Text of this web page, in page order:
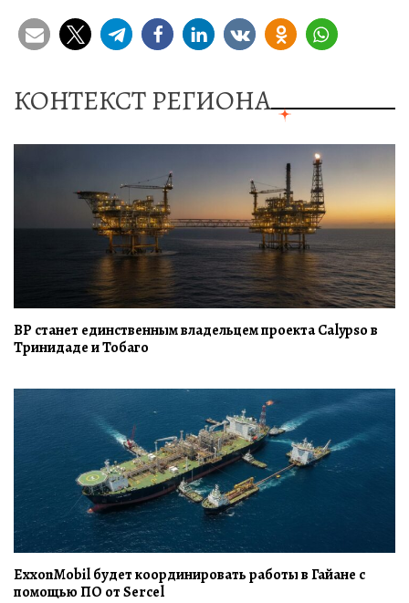
КОНТЕКСТ РЕГИОНА
BP станет единственным владельцем проекта Calypso в
Тринидаде и Тобаго
ExxonMobil будет координировать работы в Гайане с
помощью ПО от Sercel